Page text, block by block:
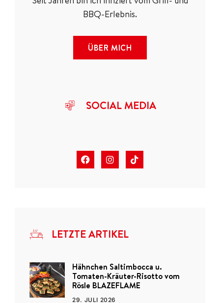
BBQ-Erlebnis.
ÜBER MICH
SOCIAL MEDIA
LETZTE ARTIKEL
Hähnchen Saltimbocca u.
Tomaten-Kräuter-Risotto vom
Rösle BLAZEFLAME
29. JULI 2026